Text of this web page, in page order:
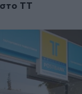
στο ΤΤ